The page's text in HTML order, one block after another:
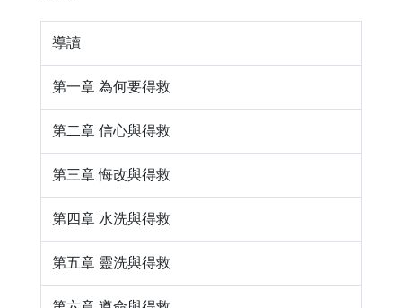
導讀
第一章 為何要得救
第二章 信心與得救
第三章 悔改與得救
第四章 水洗與得救
第五章 靈洗與得救